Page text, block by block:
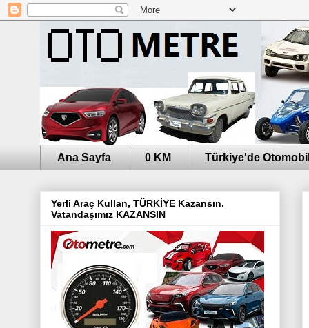
Ana Sayfa 0 KM Türkiye'de
Yerli Araç Kullan, TÜRKİYE Kazansın.
Vatandaşımız KAZANSIN